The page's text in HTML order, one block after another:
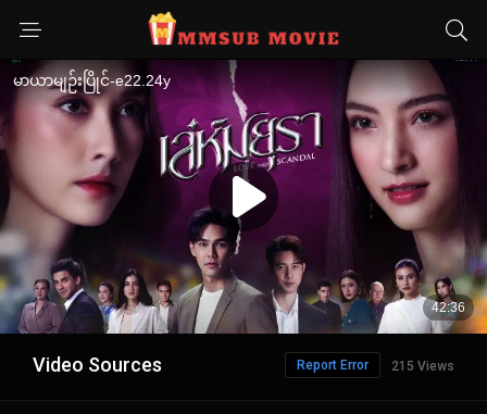
Video Sources 215 Views
Report Error